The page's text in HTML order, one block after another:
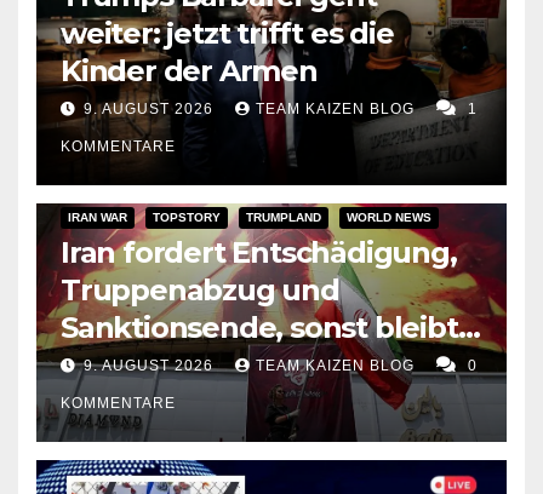
weiter: jetzt trifft es die
Kinder der Armen
9. AUGUST 2026 TEAM KAIZEN BLOG 1
KOMMENTARE
IRAN WAR TOPSTORY TRUMPLAND WORLD NEWS
Iran fordert Entschädigung,
Truppenabzug und
Sanktionsende, sonst bleibt
Hormus zu
9. AUGUST 2026 TEAM KAIZEN BLOG 0
KOMMENTARE